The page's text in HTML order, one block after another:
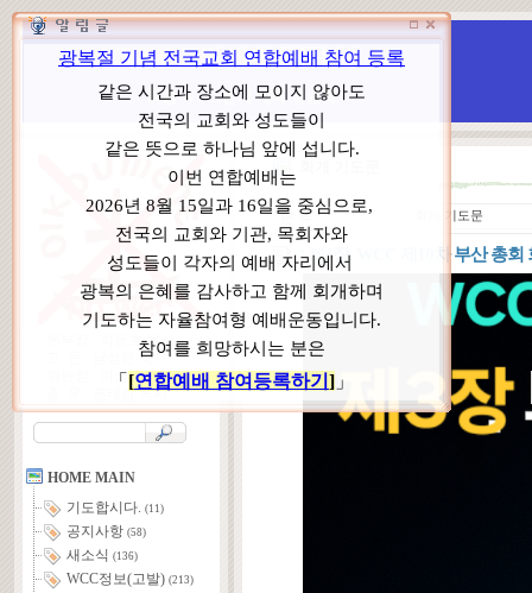
WCC 고발(반대)운동본부
특별 WCC 반대 대책 위원회
본부장 : 박동호 목사
고 문 : 남성운 목사
위원장 : 이상원 목사
총 무 : 권태섭 목사
HOME MAIN
기도합시다. (11)
공지사항 (58)
새소식 (136)
WCC정보(고발) (213)
ㆍ분 류 회개 기도문
“ 제3장. WCC 제10차 부산 총회